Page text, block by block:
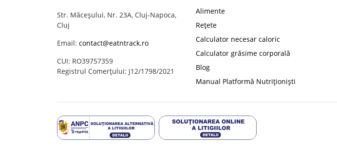
Str. Măceșului, Nr. 23A, Cluj-Napoca,
Cluj
Email: contact@eatntrack.ro
CUI: RO39757359
Registrul Comerțului: J12/1798/2021
Alimente
Rețete
Calculator necesar caloric
Calculator grăsime corporală
Blog
Manual Platformă Nutriționiști